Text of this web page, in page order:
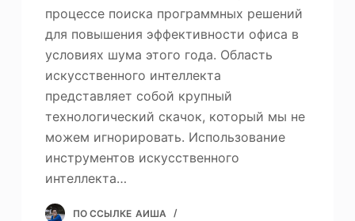
процессе поиска программных решений
для повышения эффективности офиса в
условиях шума этого года. Область
искусственного интеллекта
представляет собой крупный
технологический скачок, который мы не
можем игнорировать. Использование
инструментов искусственного
интеллекта…
ПО ССЫЛКЕ АИША